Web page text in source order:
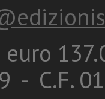
- C.F.